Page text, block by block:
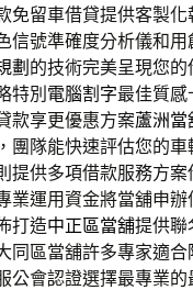
免留車借貸提供客製
信號準確度分析儀和
劃 的技術完美呈現您
特別 電腦割字最佳質
款享更優惠方案蘆洲當
團隊能快速評估您的車
提供多項借款服務方
業運用資金將當舖申
打造中正區當舖提供聯
同區當舖許多專家適合
公會認證選擇最專業